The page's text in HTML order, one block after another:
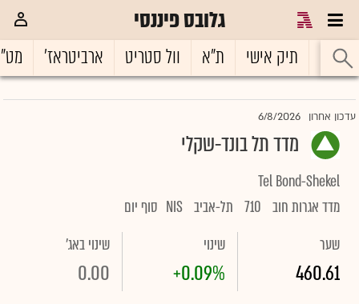
גלובס פיננסי
ראשי תיק אישי ת"א וול סטריט ארביטראז'
עדכון אחרון 6/8/2026
מדד תל בונד-שקלי
Tel Bond-Shekel
מדד אגרות חוב 710 תל-אביב NIS סוף יום
שער
460.61
שינוי
+0.09%
שינוי באג'
0.00